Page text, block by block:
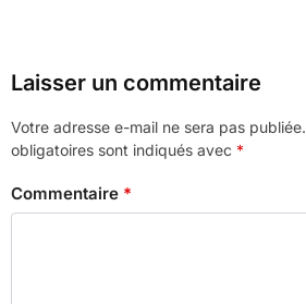
Laisser un commentaire
Votre adresse e-mail ne sera pas publiée.
obligatoires sont indiqués avec *
Commentaire *